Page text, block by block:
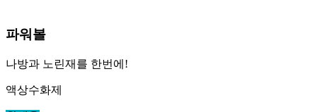
파워볼
나방과 노린재를 한번에!
액상수화제